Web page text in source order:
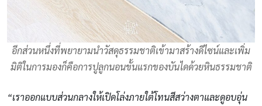
อีกส่วนหนึ่งที่พยายามนำวัสดุธรรมชาติเข้ามาสร้างดีไซน์และเพิ่ม
มิติในการมองก็คือการปูลูกนอนขั้นแรกของบันไดด้วยหินธรรมชาติ
“เราออกแบบส่วนกลางให้เปิดโล่งภายใต้โทนสีสว่างตาและดูอบอุ่น